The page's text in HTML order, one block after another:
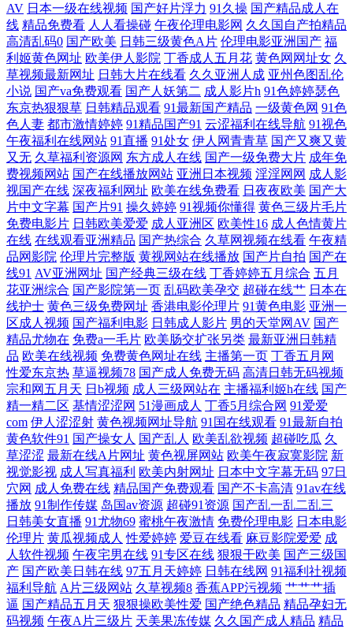
在线观看 国产户外露出视频精品 羞羞漫画网页在线观看 黄色片西瓜视频
中文字幕91 欧美精品自拍一区 成人A级视频 丝袜+欧美+国产 国产内射视
频 亚洲免费成人在 九一国产精品 中文字幕有码在线播放 欧美伊人日逼视
频 成人含羞草 91熟女海角社区网 午夜福利在线观看精品 探花内射网 日本
亚洲中文 欧美精品韩国精品国产精品三级精品黄视频 91无码无禁动漫 欧
美日本日韩 日本电影中文字 国产精品精品自在线看 亚洲欧美日本?∨ 青青
草视频网 国产综合另类ts 九九精品色婷婷 国产后入清纯 亚洲人成网线在
线播放 免费看黄的网址 把腿张开 深夜老司机网站 国产日韩乱 亚洲三级一
区 免费动漫网站免费 操碰视频 四虎网站 国内精品自线一 最新的免费电影
网站 人妻福利导航 高清免费电影院网站 亚洲国产第一页 老司机导航 91爰
爱欧美 日本系列1 国产福利在线观看首页 亚洲电视 精品一卡2卡三卡4卡
乱码理论 91精品影视区 日本久久午夜 国产干逼的 亚洲妇人成 卡3卡4卡视
频 91社区免费在线 日韩黄色成人网站 国产欧美 淫网址 欧美另类人妖77
成人黄色电影网址 文中字幕一区二区 红日汉AV 中文字幕中日3级 人妻精
品网址视频 国产aⅴ在亚洲线播放 亚洲精品aa 久久资源总站 91人妻在线 日
本不卡在线观看播放 国产成人 亚洲人午夜射精精 美女被视 v在线播放 板
AV 日本一级在线视频 国产好片浮力 91久操 国产精品成人在
线 精品免费看 人人看操碰 午夜伦理电影网 久久国自产拍精品
高清乱码0 国产欧美 日韩三级黄色A片 伦理电影亚洲国产 福
利姬黄色网址 欧美伊人影院 丁香成人五月花 黄色网网址女 久
草视频最新网址 日韩大片在线看 久久亚洲人成 亚州色图乱伦
小说 国产va免费观看 国产人妖第二 成人影片h 91色婷婷瑟色
东京热狠狠草 日韩精品观看 91最新国产精品 一级黄色网 91色
色人妻 都市激情婷婷 91精品国产91 云涩福利在线导航 91视色
午夜福利在线网站 91直播 91处女 伊人网青青草 国产又爽又黄
又无 久草福利资源网 东方成人在线 国产一级免费大片 成年免
费视频网站 国产在线播放网站 亚洲日本视频 淫淫网网 成人影
视国产在线 深夜福利网址 欧美在线免费看 日夜夜欧美 国产大
片中文字幕 国产片91 操久婷婷 91视频你懂得 黄色三级片毛片
免费电影片 日韩欧美爱爱 成人亚洲区 欧美性16 成人色情黄片
在线 在线观看亚洲精品 国产热综合 久草网视频在线看 午夜精
品网影院 伦理片完整版 黄视网站在线播放 国产片自拍 国产在
线91 AV亚洲网址 国产经典三级在线 丁香婷婷五月综合 五月
花亚洲综合 国产影院第一页 乱码欧美孕交 超碰在线艹 日本在
线护士 黄色三级免费网址 香港电影伦理片 91黄色电影 亚洲一
区成人视频 国产福利电影 日韩成人影片 男的天堂网AV 国产
精品尤物在 免费a一毛片 欧美肠交扩张另类 最新亚洲日韩精
品 欧美在线视频 免费黄色网址在线 主播第一页 丁香五月网
性爱东京热 草逼视频78 国产成人免费无码 高清日韩无码视频
宗和网五月天 日b视频 成人三级网站在 主播福利姬h在线 国产
精一精二区 基情涩涩网 51漫画成人 丁香5月综合网 91爱爱
com 伊人涩涩射 黄色视频网址导航 91国在线观看 91最新自拍
黄色软件91 国产操女人 国产乱人 欧美乱欲视频 超碰吃瓜 久
草涩涩 最新在线A片网址 黄色视屏网站 欧美午夜寂寞影院 新
视觉影视 成人写真福利 欧美内射网址 日本中文字幕无码 97日
穴网 成人免费在线 精品国产免费观看 国产不卡高清 91av在线
播放 91制作传媒 岛国av资源 超碰91资源 国产乱一乱二乱三
日韩美女直播 91尤物69 蜜桃午夜激情 免费伦理电影 日本电影
伦理片 黄瓜视频成人 性爱婷婷 爱豆在线看 麻豆影院爱爱 成
人软件视频 午夜宅男在线 91专区在线 狠狠干欧美 国产三级国
产 国产欧美日韩在线 97五月天婷婷 日韩在线网 91福利社视频
福利导航 A片三级网站 久草视频8 香蕉APP污视频 艹艹艹插
逼 国产精品五月天 狠狠操欧美性爱 国产绝色精品 精品孕妇无
码视频 午夜A片三级片 天美果冻传媒 久久国产成人精品 精品